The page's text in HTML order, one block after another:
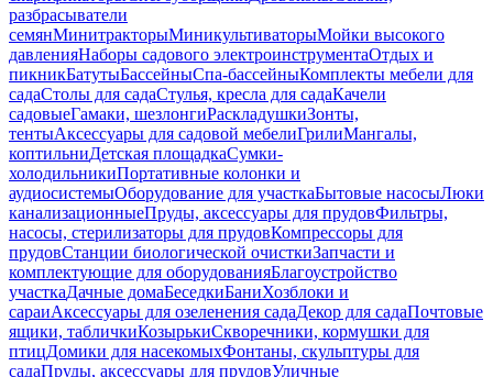
разбрасыватели
семянМинитракторыМиникультиваторыМойки высокого
давленияНаборы садового электроинструментаОтдых и
пикникБатутыБассейныСпа-бассейныКомплекты мебели для
садаСтолы для садаСтулья, кресла для садаКачели
садовыеГамаки, шезлонгиРаскладушкиЗонты,
тентыАксессуары для садовой мебелиГрилиМангалы,
коптильниДетская площадкаСумки-
холодильникиПортативные колонки и
аудиосистемыОборудование для участкаБытовые насосыЛюки
канализационныеПруды, аксессуары для прудовФильтры,
насосы, стерилизаторы для прудовКомпрессоры для
прудовСтанции биологической очисткиЗапчасти и
комплектующие для оборудованияБлагоустройство
участкаДачные домаБеседкиБаниХозблоки и
сараиАксессуары для озеленения садаДекор для садаПочтовые
ящики, табличкиКозырькиСкворечники, кормушки для
птицДомики для насекомыхФонтаны, скульптуры для
садаПруды, аксессуары для прудовУличные